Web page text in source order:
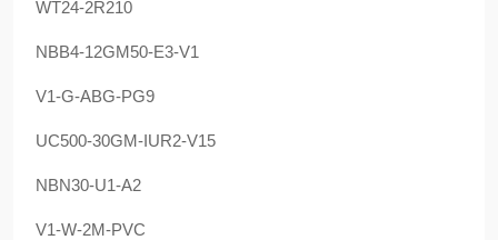
WT24-2R210
NBB4-12GM50-E3-V1
V1-G-ABG-PG9
UC500-30GM-IUR2-V15
NBN30-U1-A2
V1-W-2M-PVC